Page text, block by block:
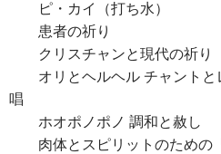
ピ・カイ（打ち水）
患者の祈り
クリスチャンと現代の祈り
オリとヘルヘル チャントと
唱
ホオポノポノ 調和と赦し
肉体とスピリットのための「